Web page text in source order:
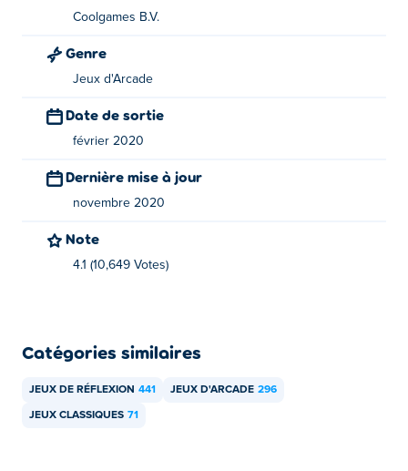
Coolgames B.V.
Genre
Jeux d'Arcade
Date de sortie
février 2020
Dernière mise à jour
novembre 2020
Note
4.1 (10,649 Votes)
Catégories similaires
JEUX DE RÉFLEXION 441 JEUX D'ARCADE 296
JEUX CLASSIQUES 71